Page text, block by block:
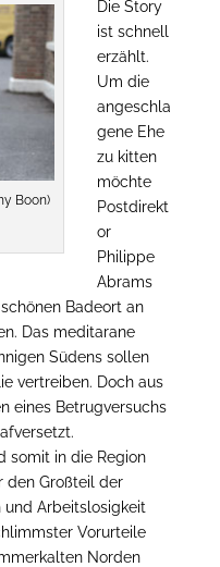
Boon)
Die Story
ist schnell
erzählt.
Um die
angeschla
gene Ehe
zu kitten
möchte
Postdirekt
or
Philippe
Abrams
Badeort an
Das meditarane
Südens sollen
vertreiben. Doch aus
eines Betrugversuchs
somit in die Region
den Großteil der
und Arbeitslosigkeit
Vorurteile
Norden